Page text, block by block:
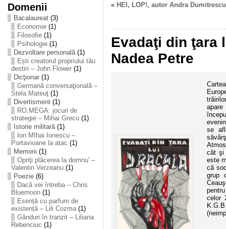
Domenii
Bacalaureat(3)
Economie(1)
Filosofie(1)
Psihologie(1)
Dezvoltare personală(1)
Ești creatorul propriului tău
destin – John Flower(1)
Dicţionar(1)
Germană conversaţională –
Stela Mateuţ(1)
Divertisment(1)
RO.MEGA: jocuri de
strategie – Mihai Grecu(1)
Istorie militară(1)
Ion MIhai Ionescu –
Portavioane la atac (1)
Memorii (1)
Opriţi plăcerea la domnu' –
Valentin Verzeanu(1)
Poezie(6)
Dacă vei întreba – Chris
Bluemoon(1)
Esență cu parfum de
existență – Lili Cozma(1)
Gânduri în tranzit – Liliana
Rebenciuc (1)
« HEI, LOP!, autor Andra Dumitrescu
Evadaţi din ţara
Nadea Petre
se
cât şi
este
că
grup
celor